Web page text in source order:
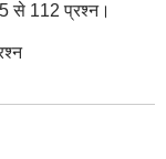
से 112 प्रश्न।